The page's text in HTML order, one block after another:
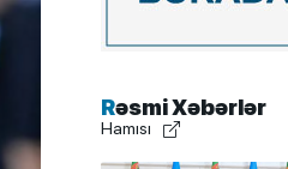
Rəsmi Xəbərlər
Hamısı